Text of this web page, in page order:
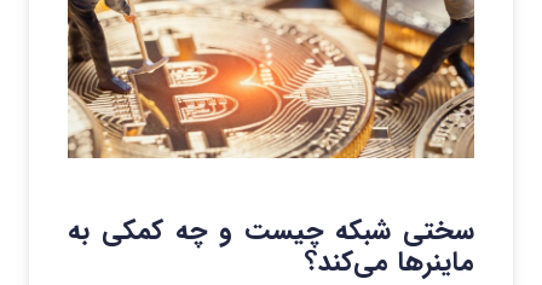
سختی شبکه چیست و چه کمکی به
ماینرها می‌کند؟